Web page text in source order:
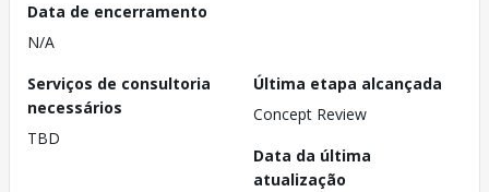
Data de encerramento
N/A
Serviços de consultoria
necessários
TBD
Última etapa alcançada
Concept Review
Data da última
atualização